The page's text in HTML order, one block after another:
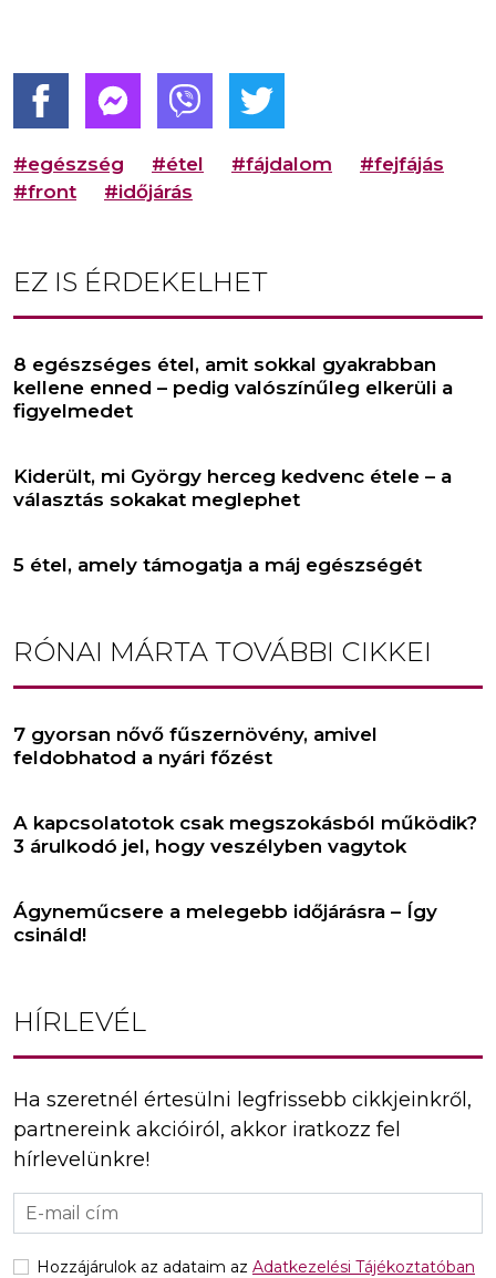
#egészség #étel #fájdalom
#fejfájás
#front
#időjárás
EZ IS ÉRDEKELHET
8 egészséges étel, amit sokkal gyakrabban
kellene enned – pedig valószínűleg elkerüli a
figyelmedet
Kiderült, mi György herceg kedvenc étele – a
választás sokakat meglephet
5 étel, amely támogatja a máj egészségét
RÓNAI MÁRTA TOVÁBBI CIKKEI
7 gyorsan nővő fűszernövény, amivel
feldobhatod a nyári főzést
A kapcsolatotok csak megszokásból működik?
3 árulkodó jel, hogy veszélyben vagytok
Ágyneműcsere a melegebb időjárásra – Így
csináld!
HÍRLEVÉL
Ha szeretnél értesülni legfrissebb cikkjeinkről,
partnereink akcióiról, akkor iratkozz fel
hírlevelünkre!
Hozzájárulok az adataim az Adatkezelési Tájékoztatóban